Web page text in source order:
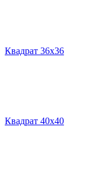
Квадрат 36х36
Квадрат 40х40